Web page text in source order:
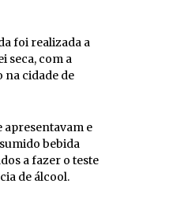
foi realizada a
seca, com a
cidade de
e
bebida
a fazer o teste
de álcool.